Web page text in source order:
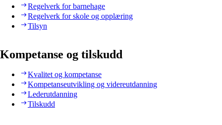
Regelverk for barnehage
Regelverk for skole og opplæring
Tilsyn
Kompetanse og tilskudd
Kvalitet og kompetanse
Kompetanseutvikling og videreutdanning
Lederutdanning
Tilskudd